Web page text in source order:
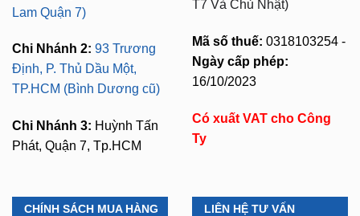
Lam Quận 7)
Chi Nhánh 2: 93 Trương
Định, P. Thủ Dầu Một,
TP.HCM (Bình Dương cũ)
Chi Nhánh 3: Huỳnh Tấn
Phát, Quận 7, Tp.HCM
T7 Và Chủ Nhật)
Mã số thuế: 0318103254 -
Ngày cấp phép:
16/10/2023
Có xuất VAT cho Công
Ty
CHÍNH SÁCH MUA HÀNG LIÊN HỆ TƯ VẤN